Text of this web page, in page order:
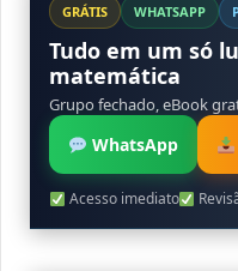
GRÁTIS WHATSAPP
Tudo em um só
matemática
Grupo fechado, eBook
WhatsApp
Acesso imediato